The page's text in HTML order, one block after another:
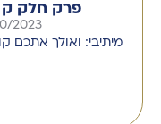
פרק חלק ק
2023
מיתיבי: ואולך אתכם